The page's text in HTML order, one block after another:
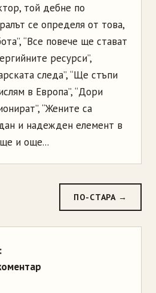
той дебне по
се определя от това,
“Все повече ще стават
ресурси”,
следа”, “Ще стъпи
в Европа”, “Дори
“Жените са
и надежден елемент в
и още...
ПО-СТАРА →